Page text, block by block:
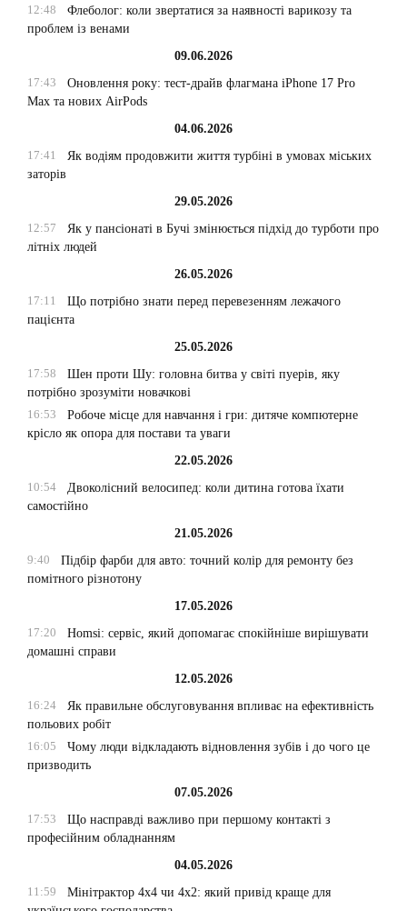
12:48
Флеболог: коли звертатися за наявності варикозу та
проблем із венами
09.06.2026
17:43
Оновлення року: тест-драйв флагмана iPhone 17 Pro
Max та нових AirPods
04.06.2026
17:41
Як водіям продовжити життя турбіні в умовах міських
заторів
29.05.2026
12:57
Як у пансіонаті в Бучі змінюється підхід до турботи про
літніх людей
26.05.2026
17:11
Що потрібно знати перед перевезенням лежачого
пацієнта
25.05.2026
17:58
Шен проти Шу: головна битва у світі пуерів, яку
потрібно зрозуміти новачкові
16:53
Робоче місце для навчання і гри: дитяче компютерне
крісло як опора для постави та уваги
22.05.2026
10:54
Двоколісний велосипед: коли дитина готова їхати
самостійно
21.05.2026
9:40
Підбір фарби для авто: точний колір для ремонту без
помітного різнотону
17.05.2026
17:20
Homsi: сервіс, який допомагає спокійніше вирішувати
домашні справи
12.05.2026
16:24
Як правильне обслуговування впливає на ефективність
польових робіт
16:05
Чому люди відкладають відновлення зубів і до чого це
призводить
07.05.2026
17:53
Що насправді важливо при першому контакті з
професійним обладнанням
04.05.2026
11:59
Мінітрактор 4х4 чи 4х2: який привід краще для